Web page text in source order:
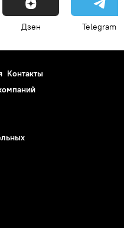
Дзен Telegram
Контакты